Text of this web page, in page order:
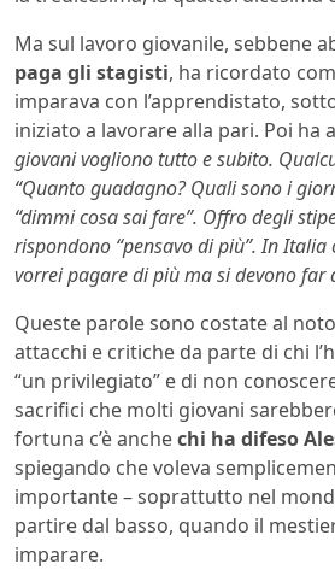
Ma sul lavoro giovanile, sebbene
paga gli stagisti, ha ricordato
imparava con l’apprendistato,
iniziato a lavorare alla pari. Poi ha
giovani vogliono tutto e subito.
“Quanto guadagno? Quali sono i
“dimmi cosa sai fare”. Offro degli
rispondono “pensavo di più”. In Italia
vorrei pagare di più ma si devono
Queste parole sono costate al
attacchi e critiche da parte di chi
“un privilegiato” e di non
sacrifici che molti giovani
fortuna c’è anchechi ha difeso
spiegando che voleva
importante – soprattutto nel
partire dal basso, quando il
imparare.